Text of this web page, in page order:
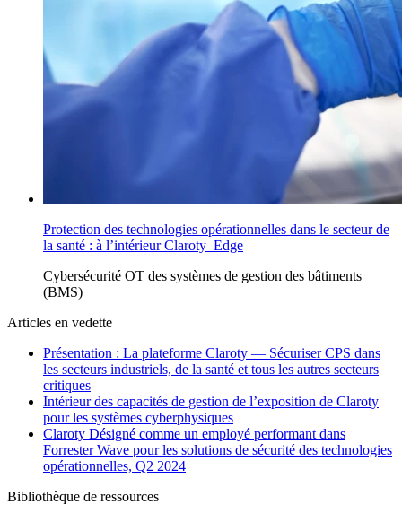
Protection des technologies opérationnelles dans le secteur de
la santé : à l’intérieur Claroty Edge
Cybersécurité OT des systèmes de gestion des bâtiments
(BMS)
Articles en vedette
Présentation : La plateforme Claroty — Sécuriser CPS dans
les secteurs industriels, de la santé et tous les autres secteurs
critiques
Intérieur des capacités de gestion de l’exposition de Claroty
pour les systèmes cyberphysiques
Claroty Désigné comme un employé performant dans
Forrester Wave pour les solutions de sécurité des technologies
opérationnelles, Q2 2024
Bibliothèque de ressources